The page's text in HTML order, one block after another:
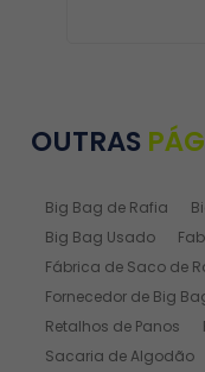
OUTRAS
Big Bag de Rafia
Big Bag Usado
Fábrica de Saco de
Fornecedor de Big
Retalhos de Panos
Sacaria de Algodão